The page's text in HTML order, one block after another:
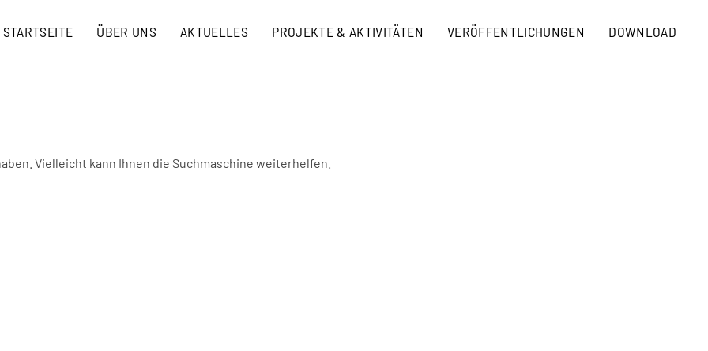
STARTSEITE ÜBER UNS AKTUELLES PROJEKTE & AKTIVITÄTEN VERÖFFENTLICHUNGEN DOWNLOAD
Vielleicht kann Ihnen die Suchmaschine weiterhelfen.